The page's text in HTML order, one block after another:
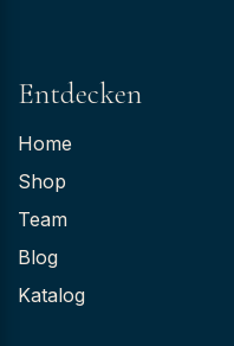
Entdecken
Home
Shop
Team
Blog
Katalog